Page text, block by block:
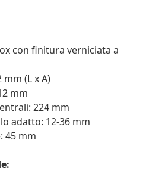
con finitura verniciata a
mm (L x A)
mm
224 mm
adatto: 12-36 mm
45 mm